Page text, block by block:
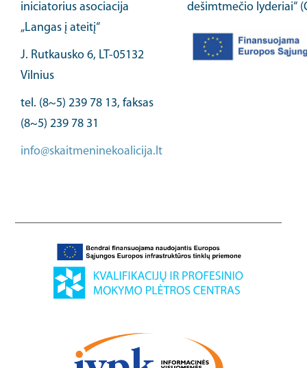
iniciatorius asociacija
„Langas į ateitį“
J. Rutkausko 6, LT-05132
Vilnius
tel. (8~5) 239 78 13, faksas
(8~5) 239 78 31
info@skaitmeninekoalicija.lt
dešimtmečio lyderiai“